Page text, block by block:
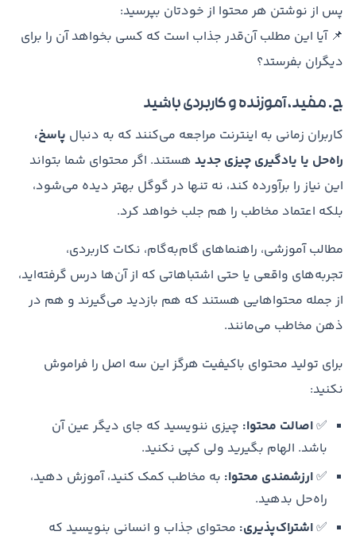
پس از نوشتن هر محتوا از خودتان بپرسید:
📌 آیا این مطلب آن‌قدر جذاب است که کسی بخواهد آن را برای
دیگران بفرستد؟
ج. مفید، آموزنده و کاربردی باشید
کاربران زمانی به اینترنت مراجعه می‌کنند که به دنبال پاسخ،
راه‌حل یا یادگیری چیزی جدید هستند. اگر محتوای شما بتواند
این نیاز را برآورده کند، نه تنها در گوگل بهتر دیده می‌شود،
بلکه اعتماد مخاطب را هم جلب خواهد کرد.
مطالب آموزشی، راهنماهای گام‌به‌گام، نکات کاربردی،
تجربه‌های واقعی یا حتی اشتباهاتی که از آن‌ها درس گرفته‌اید،
از جمله محتواهایی هستند که هم بازدید می‌گیرند و هم در
ذهن مخاطب می‌مانند.
برای تولید محتوای باکیفیت هرگز این سه اصل را فراموش
نکنید:
✅اصالت محتوا: چیزی ننویسید که جای دیگر عین آن
باشد. الهام بگیرید ولی کپی نکنید.
✅ارزشمندی محتوا: به مخاطب کمک کنید، آموزش دهید،
راه‌حل بدهید.
✅اشتراک‌پذیری: محتوای جذاب و انسانی بنویسید که